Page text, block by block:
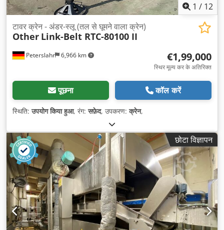
1 / 12
Peterslahr 6,966 km
टावर क्रेन - अंडर-स्लू (तल से घूमने वाला क्रेन)
Other Link-Belt RTC-80100 II
€1,99,000
स्थिर मूल्य कर के अतिरिक्त
पूछना कॉल करें
स्थिति:उपयोग किया हुआ, रंग:सफ़ेद, उपकरण:क्रेन,
छोटा विज्ञापन